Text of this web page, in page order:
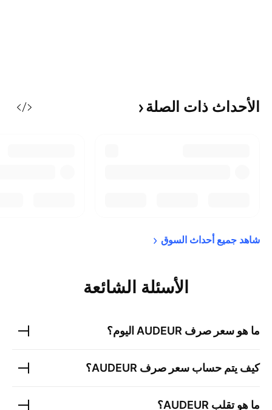
الأحداث ذات الصلة
شاهد جميع أحداث السوق
الأسئلة الشائعة
ما هو سعر صرف AUDEUR اليوم؟
كيف يتم حساب سعر صرف AUDEUR؟
ما هو تقلب AUDEUR؟